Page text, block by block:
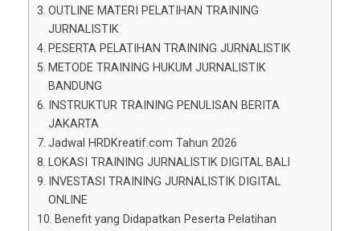
OUTLINE MATERI PELATIHAN TRAINING
JURNALISTIK
PESERTA PELATIHAN TRAINING JURNALISTIK
METODE TRAINING HUKUM JURNALISTIK
BANDUNG
INSTRUKTUR TRAINING PENULISAN BERITA
JAKARTA
Jadwal HRDKreatif.com Tahun 2026
LOKASI TRAINING JURNALISTIK DIGITAL BALI
INVESTASI TRAINING JURNALISTIK DIGITAL
ONLINE
Benefit yang Didapatkan Peserta Pelatihan